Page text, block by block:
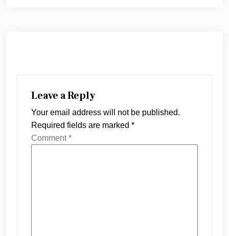
Leave a Reply
Your email address will not be published.
Required fields are marked *
Comment*